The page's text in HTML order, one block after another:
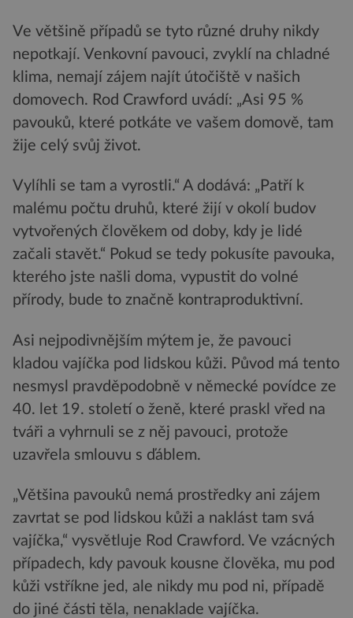
Ve většině případů se tyto různé druhy nikdy
nepotkají. Venkovní pavouci, zvyklí na chladné
klima, nemají zájem najít útočiště v našich
domovech. Rod Crawford uvádí: „Asi 95 %
pavouků, které potkáte ve vašem domově, tam
žije celý svůj život.
Vylíhli se tam a vyrostli.“ A dodává: „Patří k
malému počtu druhů, které žijí v okolí budov
vytvořených člověkem od doby, kdy je lidé
začali stavět.“ Pokud se tedy pokusíte pavouka,
kterého jste našli doma, vypustit do volné
přírody, bude to značně kontraproduktivní.
Asi nejpodivnějším mýtem je, že pavouci
kladou vajíčka pod lidskou kůži. Původ má tento
nesmysl pravděpodobně v německé povídce ze
40. let 19. století o ženě, které praskl vřed na
tváři a vyhrnuli se z něj pavouci, protože
uzavřela smlouvu s ďáblem.
„Většina pavouků nemá prostředky ani zájem
zavrtat se pod lidskou kůži a naklást tam svá
vajíčka,“ vysvětluje Rod Crawford. Ve vzácných
případech, kdy pavouk kousne člověka, mu pod
kůži vstříkne jed, ale nikdy mu pod ni, případě
do jiné části těla, nenaklade vajíčka.